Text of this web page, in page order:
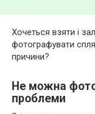
Хочеться взяти і
фотографувати
причини?
Не можна
проблеми